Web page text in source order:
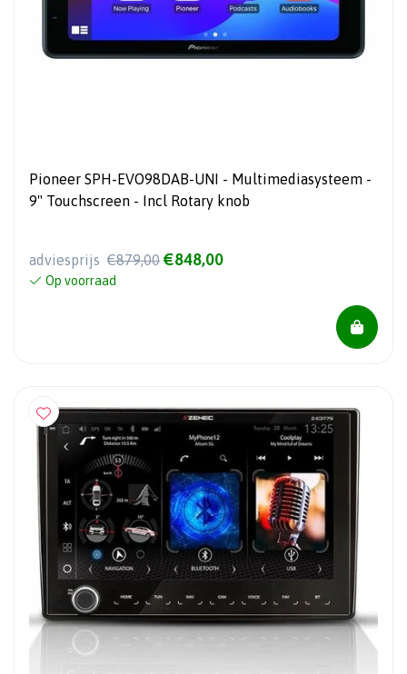
Pioneer SPH-EVO98DAB-UNI - Multimediasysteem -
9" Touchscreen - Incl Rotary knob
adviesprijs €879,00 €848,00
Op voorraad